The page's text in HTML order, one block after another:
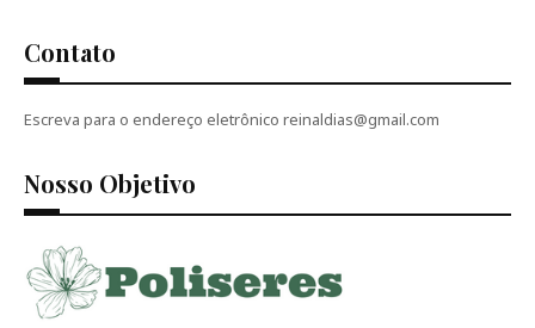
Contato
Escreva para o endereço eletrônico reinaldias@gmail.com
Nosso Objetivo